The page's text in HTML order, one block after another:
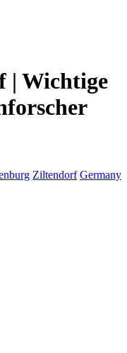
| Wichtige
Ziltendorf Germany